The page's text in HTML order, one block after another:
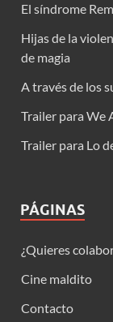
El síndrome
Hijas de la
de magia
A través de los
Trailer para We
Trailer para Lo
PÁGINAS
¿Quieres
Cine maldito
Contacto